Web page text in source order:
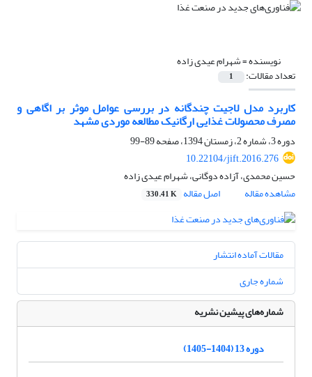
نویسنده =شهرام عیدی زاده
تعداد مقالات: 1
کاربرد مدل لاجیت چندگانه در بررسی عوامل موثر بر اگاهی و
مصرف محصولات غذایی ارگانیک مطالعه موردی مشهد
دوره 3، شماره 2، زمستان 1394، صفحه
89-99
10.22104/jift.2016.276
حسین محمدی، آزاده دوگانی، شهرام عیدی زاده
مشاهده مقاله
اصل مقاله 330.41 K
مقالات آماده انتشار
شماره جاری
شماره‌های پیشین نشریه
دوره 13 (1404-1405)